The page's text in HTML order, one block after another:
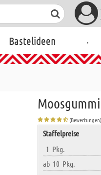
Bastelideen .
(Bewertungen)
Staffelpreise
1 Pkg.
ab 10 Pkg.